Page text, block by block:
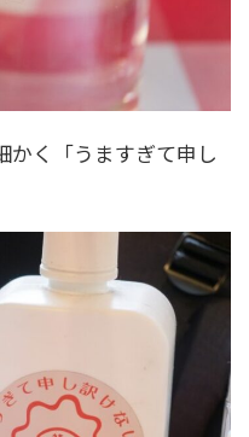
かく「うますぎて申し